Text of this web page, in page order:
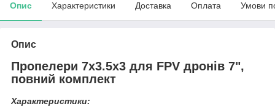
Опис Характеристики Доставка Оплата Умови
Опис
Пропелери 7х3.5х3 для FPV дронів 7",
повний комплект
Характеристики: